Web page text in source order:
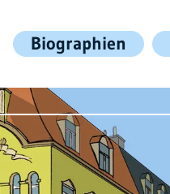
Biographien